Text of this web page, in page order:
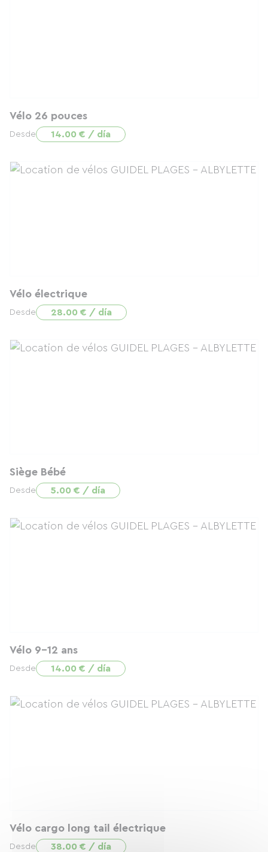
Vélo 26 pouces
Desde 14.00 € / día
Vélo électrique
Desde 28.00 € / día
Siège Bébé
Desde 5.00 € / día
Vélo 9-12 ans
Desde 14.00 € / día
Vélo cargo long tail électrique
Desde 38.00 € / día